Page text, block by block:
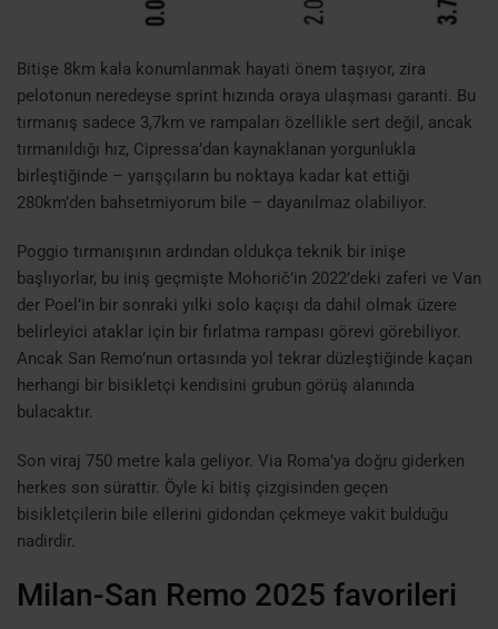
Bitişe 8km kala konumlanmak hayati önem taşıyor, zira
pelotonun neredeyse sprint hızında oraya ulaşması garanti. Bu
tırmanış sadece 3,7km ve rampaları özellikle sert değil, ancak
tırmanıldığı hız, Cipressa’dan kaynaklanan yorgunlukla
birleştiğinde – yarışçıların bu noktaya kadar kat ettiği
280km’den bahsetmiyorum bile – dayanılmaz olabiliyor.
Poggio tırmanışının ardından oldukça teknik bir inişe
başlıyorlar, bu iniş geçmişte Mohorič’in 2022’deki zaferi ve Van
der Poel’in bir sonraki yılki solo kaçışı da dahil olmak üzere
belirleyici ataklar için bir fırlatma rampası görevi görebiliyor.
Ancak San Remo’nun ortasında yol tekrar düzleştiğinde kaçan
herhangi bir bisikletçi kendisini grubun görüş alanında
bulacaktır.
Son viraj 750 metre kala geliyor. Via Roma’ya doğru giderken
herkes son sürattir. Öyle ki bitiş çizgisinden geçen
bisikletçilerin bile ellerini gidondan çekmeye vakit bulduğu
nadirdir.
Milan-San Remo 2025 favorileri